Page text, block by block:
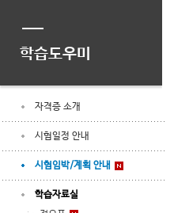
학습도우미
자격증 소개
시험일정 안내
시험임박/계획 안내
학습자료실